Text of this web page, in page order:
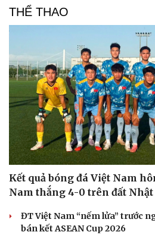
Cải chính
THỂ THAO
Kết quả bóng đá Việt Nam
Nam thắng 4-0 trên đất Nhật
ĐT Việt Nam “nếm lửa” trước
bán kết ASEAN Cup 2026